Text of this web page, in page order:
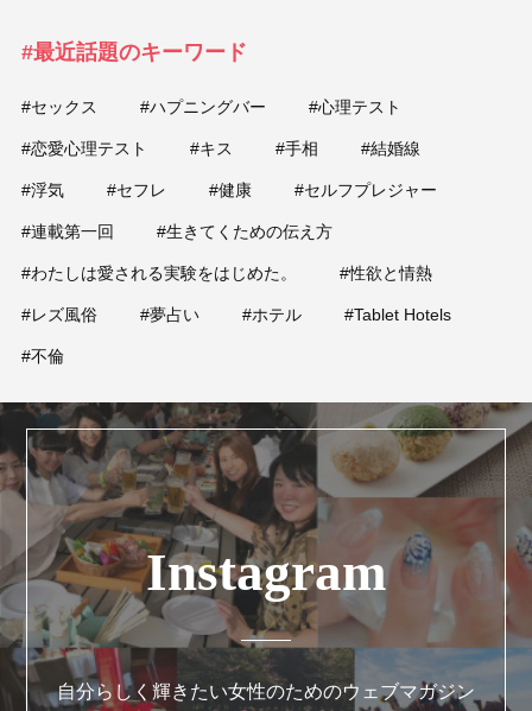
#最近話題のキーワード
#セックス #ハプニングバー #心理テスト
#恋愛心理テスト #キス #手相 #結婚線
#浮気 #セフレ #健康 #セルフプレジャー
#連載第一回 #生きてくための伝え方
#わたしは愛される実験をはじめた。 #性欲と情熱
#レズ風俗 #夢占い #ホテル #Tablet Hotels
#不倫
Instagram
自分らしく輝きたい女性のためのウェブマガジン